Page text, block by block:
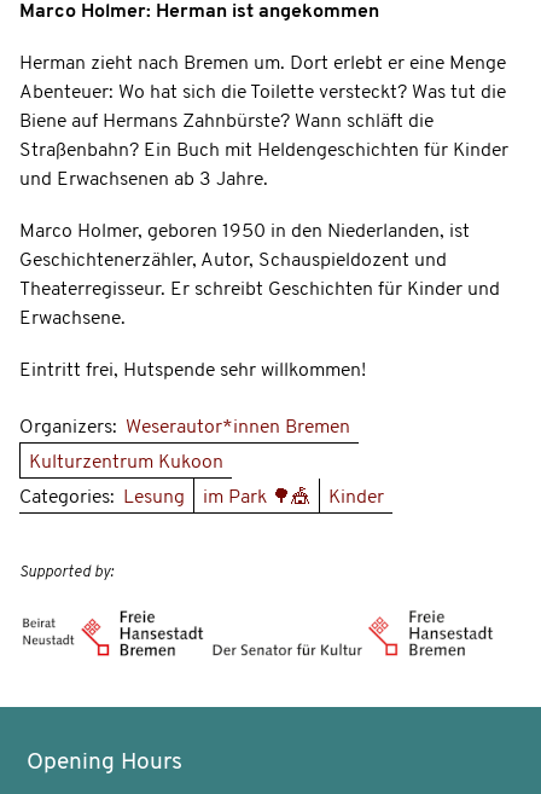
Marco Holmer: Herman ist angekommen
Herman zieht nach Bremen um. Dort erlebt er eine Menge
Abenteuer: Wo hat sich die Toilette versteckt? Was tut die
Biene auf Hermans Zahnbürste? Wann schläft die
Straßenbahn? Ein Buch mit Heldengeschichten für Kinder
und Erwachsenen ab 3 Jahre.
Marco Holmer, geboren 1950 in den Niederlanden, ist
Geschichtenerzähler, Autor, Schauspieldozent und
Theaterregisseur. Er schreibt Geschichten für Kinder und
Erwachsene.
Eintritt frei, Hutspende sehr willkommen!
Organizers: Weserautor*innen Bremen
Kulturzentrum Kukoon
Categories: Lesung im Park 🌳🎪 Kinder
Supported by:
Opening Hours